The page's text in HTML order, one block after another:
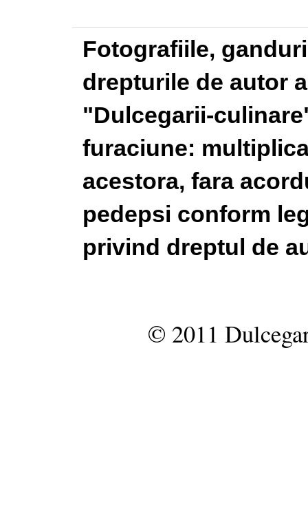
Fotografiile,
drepturile de autor
"Dulcegarii-
furaciune:
acestora, fara
pedepsi conform
privind dreptul de
© 2011